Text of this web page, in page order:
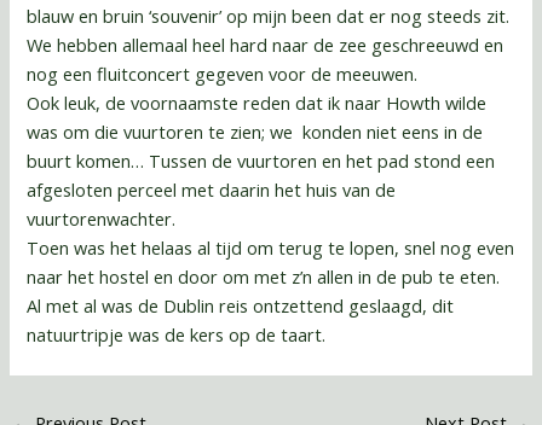
blauw en bruin ‘souvenir’ op mijn been dat er nog steeds zit.
We hebben allemaal heel hard naar de zee geschreeuwd en
nog een fluitconcert gegeven voor de meeuwen.
Ook leuk, de voornaamste reden dat ik naar Howth wilde
was om die vuurtoren te zien; we konden niet eens in de
buurt komen… Tussen de vuurtoren en het pad stond een
afgesloten perceel met daarin het huis van de
vuurtorenwachter.
Toen was het helaas al tijd om terug te lopen, snel nog even
naar het hostel en door om met z’n allen in de pub te eten.
Al met al was de Dublin reis ontzettend geslaagd, dit
natuurtripje was de kers op de taart.